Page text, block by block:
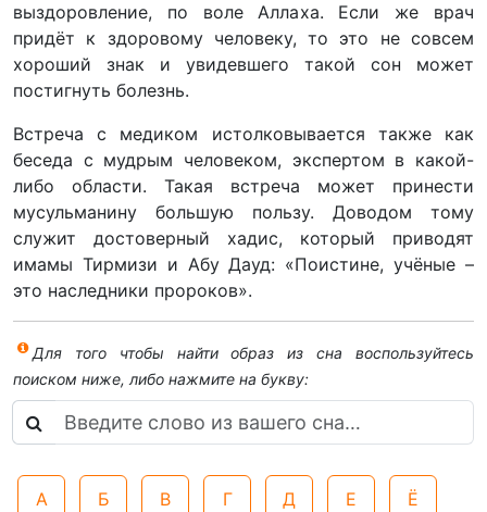
выздоровление, по воле Аллаха. Если же врач
придёт к здоровому человеку, то это не совсем
хороший знак и увидевшего такой сон может
постигнуть болезнь.
Встреча с медиком истолковывается также как
беседа с мудрым человеком, экспертом в какой-
либо области. Такая встреча может принести
мусульманину большую пользу. Доводом тому
служит достоверный хадис, который приводят
имамы Тирмизи и Абу Дауд: «Поистине, учёные –
это наследники пророков».
Для того чтобы найти образ из сна воспользуйтесь
поиском ниже, либо нажмите на букву:
А Б В Г Д Е Ё